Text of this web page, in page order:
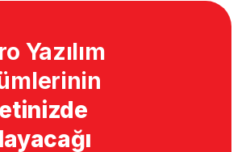
Yazılım